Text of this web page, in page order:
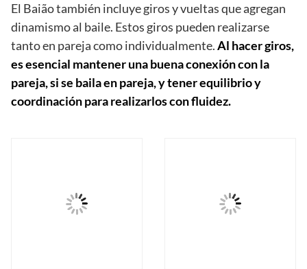
El Baião también incluye giros y vueltas que agregan
dinamismo al baile. Estos giros pueden realizarse
tanto en pareja como individualmente.Al hacer giros,
es esencial mantener una buena conexión con la
pareja, si se baila en pareja, y tener equilibrio y
coordinación para realizarlos con fluidez.